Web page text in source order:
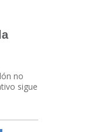
no
sigue